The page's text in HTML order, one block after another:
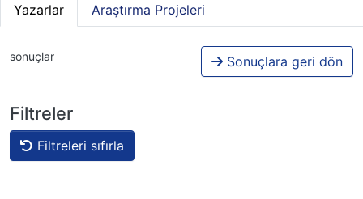
Yazarlar Araştırma Projeleri
sonuçlar Sonuçlara geri dön
Filtreler
Filtreleri sıfırla